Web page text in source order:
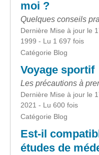
moi ?
Quelques conseils
Dernière Mise à jour le
1999 - Lu 1 697 fois
Catégorie Blog
Voyage sportif
Les précautions à
Dernière Mise à jour le
2021 - Lu 600 fois
Catégorie Blog
Est-il
études de